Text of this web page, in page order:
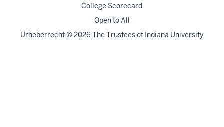
College Scorecard
Open to All
Urheberrecht© 2026 The Trustees of Indiana University